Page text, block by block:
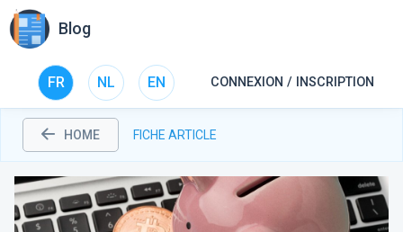
Blog
FR NL EN CONNEXION / INSCRIPTION
HOME FICHE ARTICLE